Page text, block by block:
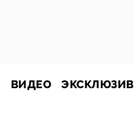
ВИДЕО ЭКСКЛЮЗИВ